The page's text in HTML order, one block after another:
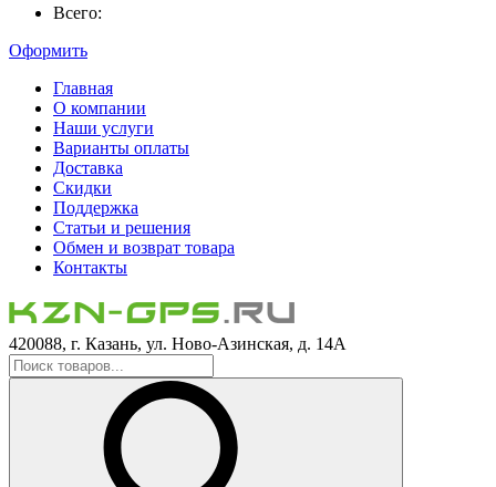
Всего:
Оформить
Главная
О компании
Наши услуги
Варианты оплаты
Доставка
Скидки
Поддержка
Статьи и решения
Обмен и возврат товара
Контакты
420088, г. Казань, ул. Ново-Азинская, д. 14А